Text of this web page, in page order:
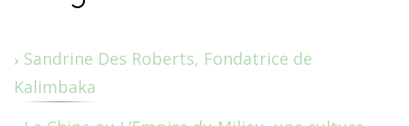
Sandrine Des Roberts, Fondatrice de
Kalimbaka